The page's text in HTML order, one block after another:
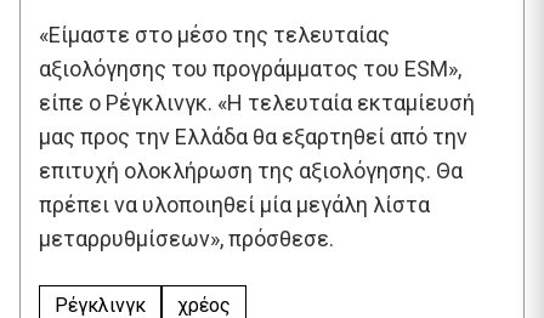
«Είμαστε στο μέσο της τελευταίας
αξιολόγησης του προγράμματος του ESM»,
είπε ο Ρέγκλινγκ. «Η τελευταία εκταμίευσή
μας προς την Ελλάδα θα εξαρτηθεί από την
επιτυχή ολοκλήρωση της αξιολόγησης. Θα
πρέπει να υλοποιηθεί μία μεγάλη λίστα
μεταρρυθμίσεων», πρόσθεσε.
Ρέγκλινγκ χρέος